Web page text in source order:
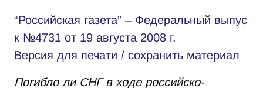
“Российская газета” – Федеральный выпус
к №4731 от 19 августа 2008 г.
Версия для печати / сохранить материал
Погибло ли СНГ в ходе российско-